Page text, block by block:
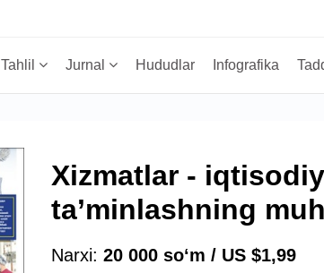
Tahlil Jurnal Hududlar Infografika
Xizmatlar -
ta’minlashning
Narxi:20 000 soʻm / US $1,99